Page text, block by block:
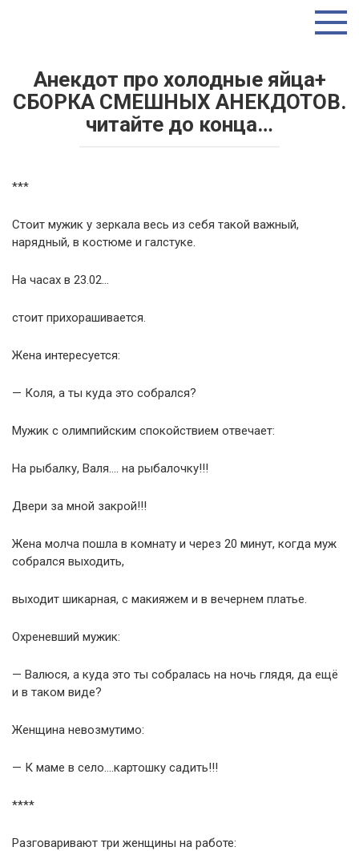
Анекдот про холодные яйца+
СБОРКА СМЕШНЫХ АНЕКДОТОВ.
читайте до конца…
***
Стоит мужик у зеркала весь из себя такой важный,
нарядный, в костюме и галстуке.
На часах в 23.02…
стоит прихорашивается.
Жена интересуется:
— Коля, а ты куда это собрался?
Мужик с олимпийским спокойствием отвечает:
На рыбалку, Валя…. на рыбалочку!!!
Двери за мной закрой!!!
Жена молча пошла в комнату и через 20 минут, когда муж
собрался выходить,
выходит шикарная, с макияжем и в вечернем платье.
Охреневший мужик:
— Валюся, а куда это ты собралась на ночь глядя, да ещё
и в таком виде?
Женщина невозмутимо:
— К маме в село….картошку садить!!!
****
Разговаривают три женщины на работе: